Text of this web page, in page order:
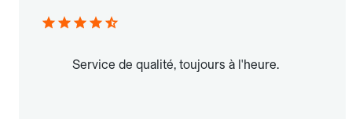
Service de qualité, toujours à l'heure.